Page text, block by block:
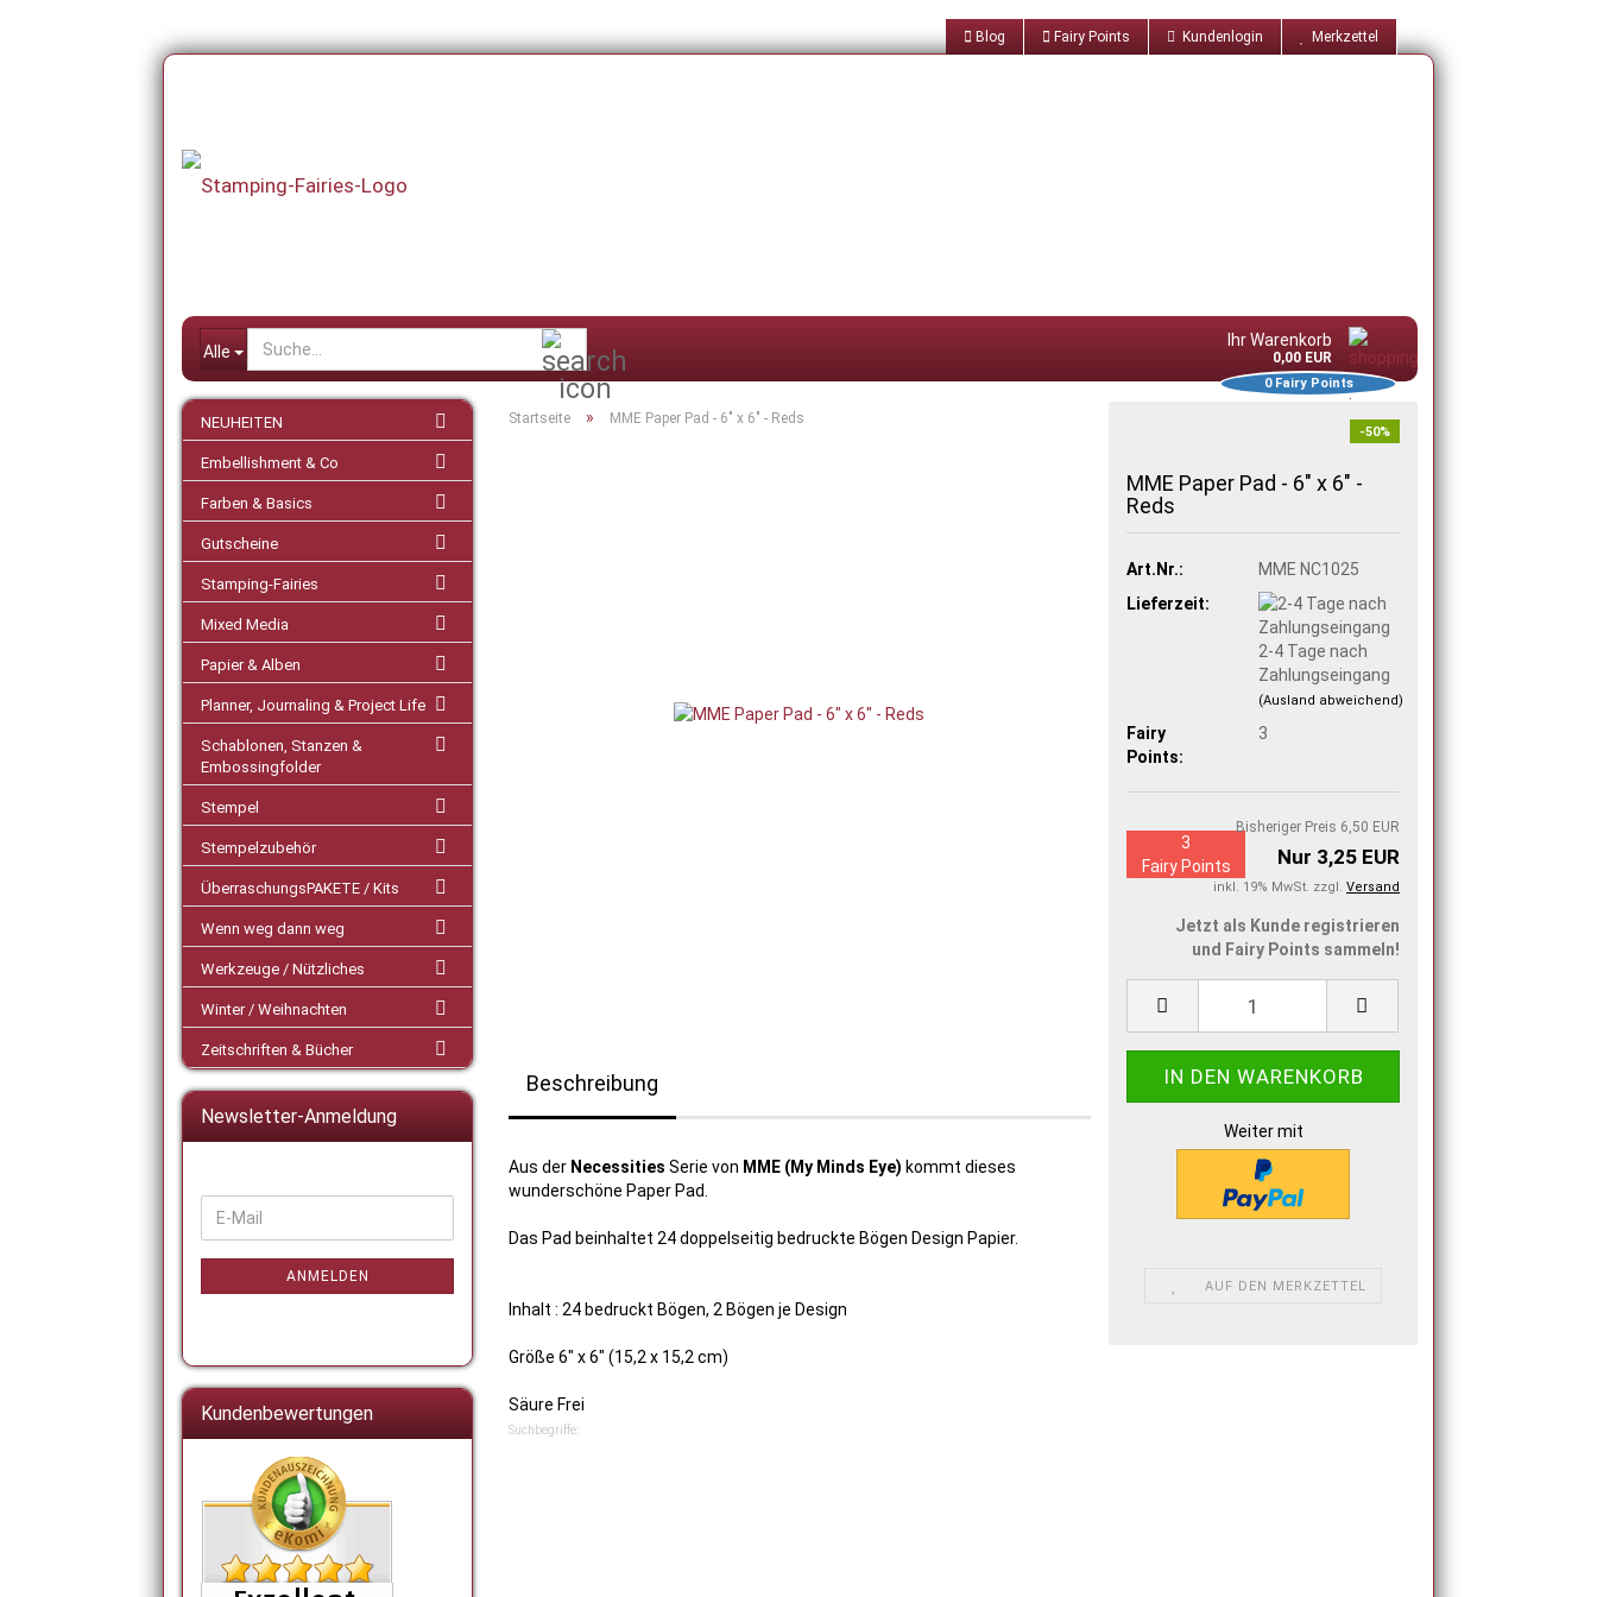
Blog Fairy Points Kundenlogin Merkzettel
Alle
Ihr Warenkorb
0,00 EUR
0Fairy Points
Startseite » MME Paper Pad - 6" x 6" - Reds
-50%
MME Paper Pad - 6" x 6" -
Reds
Art.Nr.:
MME NC1025
Lieferzeit:
2-4 Tage nach
Zahlungseingang
(Ausland abweichend)
Fairy
Points:
3
Bisheriger Preis 6,50 EUR
Nur 3,25 EUR
inkl. 19% MwSt. zzgl. Versand
3
Fairy Points
Jetzt als Kunde registrieren
und Fairy Points sammeln!
Weiter mit
AUF DEN MERKZETTEL
Beschreibung
Aus der Necessities Serie von MME (My Minds Eye) kommt dieses
wunderschöne Paper Pad.
Das Pad beinhaltet 24 doppelseitig bedruckte Bögen Design Papier.
Inhalt : 24 bedruckt Bögen, 2 Bögen je Design
Größe 6" x 6" (15,2 x 15,2 cm)
Säure Frei
Suchbegriffe:
NEUHEITEN
Embellishment & Co
Farben & Basics
Gutscheine
Stamping-Fairies
Mixed Media
Papier & Alben
Planner, Journaling & Project Life
Schablonen, Stanzen &
Embossingfolder
Stempel
Stempelzubehör
ÜberraschungsPAKETE / Kits
Wenn weg dann weg
Werkzeuge / Nützliches
Winter / Weihnachten
Zeitschriften & Bücher
Newsletter-Anmeldung
ZUR
ANMELDUNG
E-
Mail
ANMELDEN
Kundenbewertungen